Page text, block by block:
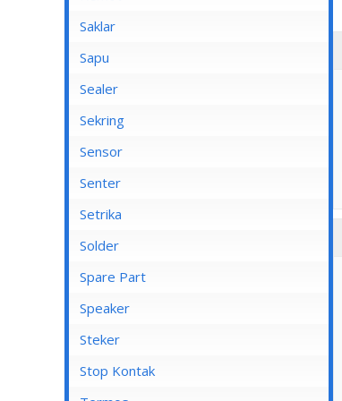
Saklar
Bel
Mata Saklar
Saklar Isi 1
Saklar Isi 2
Saklar Tembok
Sapu
Sealer
Sekring
Sensor
Senter
Senter Kepala
Setrika
Setrika Cosmos
Setrika Maspion
Setrika Miyako
Setrika Philips
Setrika Sanken
Solder
Spare Part
Speaker
Kiseki
Rinrei
Steker
Stop Kontak